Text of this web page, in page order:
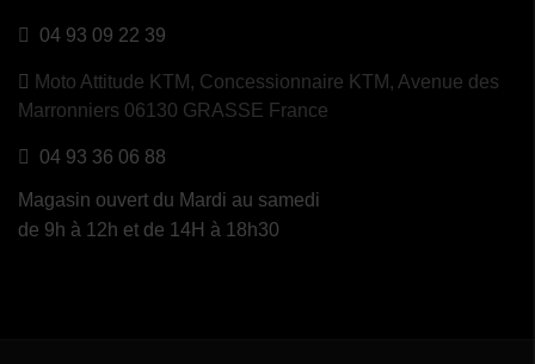
04 93 09 22 39
Moto Attitude KTM, Concessionnaire KTM, Avenue des
Marronniers 06130 GRASSE France
04 93 36 06 88
Magasin ouvert du Mardi au samedi
de 9h à 12h et de 14H à 18h30